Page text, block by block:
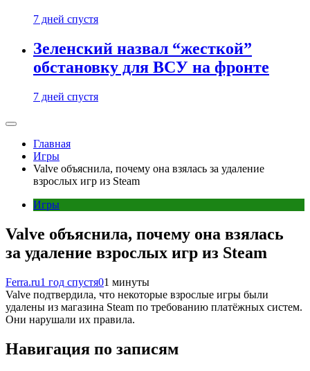
7 дней спустя
Зеленский назвал “жесткой”
обстановку для ВСУ на фронте
7 дней спустя
Главная
Игры
Valve объяснила, почему она взялась за удаление
взрослых игр из Steam
Игры
Valve объяснила, почему она взялась
за удаление взрослых игр из Steam
Ferra.ru1 год спустя01 минуты
Valve подтвердила, что некоторые взрослые игры были
удалены из магазина Steam по требованию платёжных систем.
Они нарушали их правила.
Навигация по записям